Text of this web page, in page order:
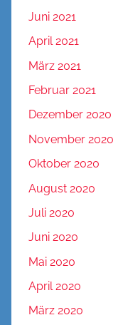
Juni 2021
April 2021
März 2021
Februar 2021
Dezember 2020
November 2020
Oktober 2020
August 2020
Juli 2020
Juni 2020
Mai 2020
April 2020
März 2020